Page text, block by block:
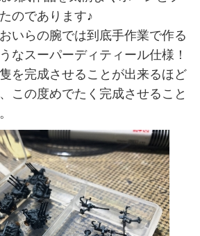
のであります♪
いらの腕では到底手作業で作る
なスーパーディティール仕様！
を完成させることが出来るほど
この度めでたく完成させること